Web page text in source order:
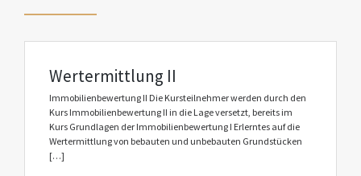
Wertermittlung II
Immobilienbewertung II Die Kursteilnehmer werden durch den
Kurs Immobilienbewertung II in die Lage versetzt, bereits im
Kurs Grundlagen der Immobilienbewertung I Erlerntes auf die
Wertermittlung von bebauten und unbebauten Grundstücken
[…]